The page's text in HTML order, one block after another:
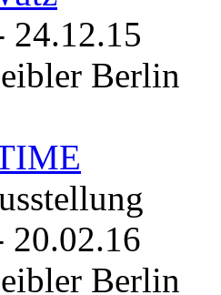
24.12.15
Berlin
20.02.16
Berlin